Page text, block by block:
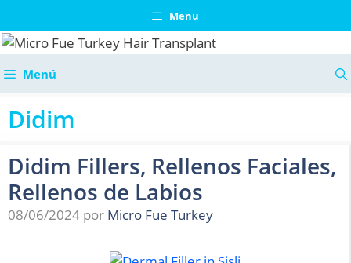
al
contenido
Menu
Menú
Didim
Didim Fillers, Rellenos Faciales,
Rellenos de Labios
08/06/2024 por Micro Fue Turkey